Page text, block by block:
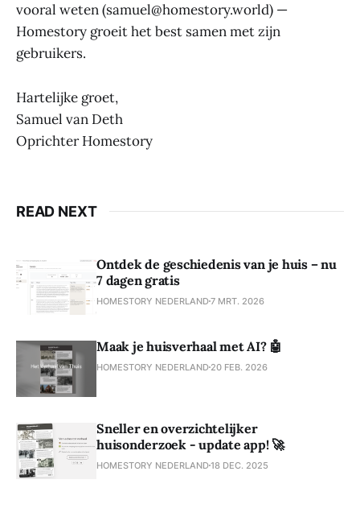
vooral weten (samuel@homestory.world) —
Homestory groeit het best samen met zijn
gebruikers.
Hartelijke groet,
Samuel van Deth
Oprichter Homestory
READ NEXT
Ontdek de geschiedenis van je huis – nu
7 dagen gratis
HOMESTORY NEDERLAND7 MRT. 2026
Maak je huisverhaal met AI? 🤖
HOMESTORY NEDERLAND 20 FEB. 2026
Sneller en overzichtelijker
huisonderzoek - update app! 🚀
HOMESTORY NEDERLAND18 DEC. 2025